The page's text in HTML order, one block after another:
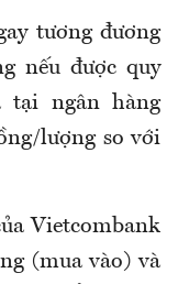
tương đương
nếu được quy
ngân hàng
lượng so với
Vietcombank
(mua vào) và